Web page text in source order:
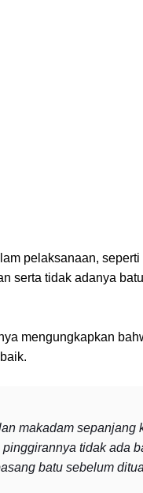
pelaksanaan, seperti
serta tidak adanya
mengungkapkan
makadam sepanjang
tidak ada
batu sebelum